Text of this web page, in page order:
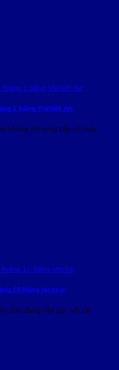
1 hãng Vietjet Air
không chỉ cung cấp vé máy
10 hãng Jetstar
đảo đang vẫn gọi với rất